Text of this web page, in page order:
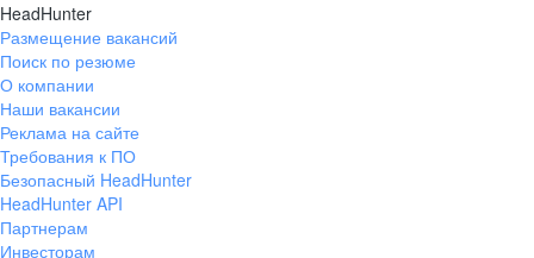
HeadHunter
Размещение вакансий
Поиск по резюме
О компании
Наши вакансии
Реклама на сайте
Требования к ПО
Безопасный HeadHunter
HeadHunter API
Партнерам
Инвесторам